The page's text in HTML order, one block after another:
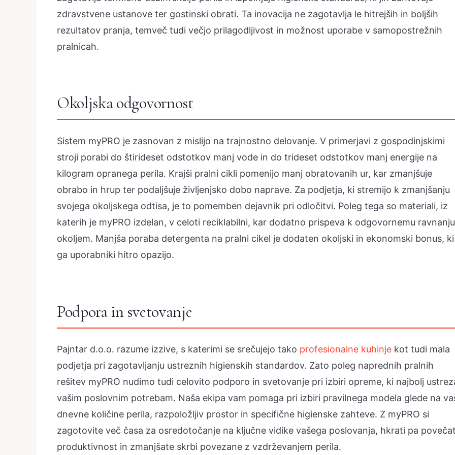
zdravstvene ustanove ter gostinski obrati. Ta inovacija ne zagotavlja le hitrejših in boljših
rezultatov pranja, temveč tudi večjo prilagodljivost in možnost uporabe v samopostrežnih
pralnicah.
Okoljska odgovornost
Sistem myPRO je zasnovan z mislijo na trajnostno delovanje. V primerjavi z gospodinjskimi
stroji porabi do štirideset odstotkov manj vode in do trideset odstotkov manj energije na
kilogram opranega perila. Krajši pralni cikli pomenijo manj obratovanih ur, kar zmanjšuje
obrabo in hrup ter podaljšuje življenjsko dobo naprave. Za podjetja, ki stremijo k zmanjšanju
svojega okoljskega odtisa, je to pomemben dejavnik pri odločitvi. Poleg tega so materiali, iz
katerih je myPRO izdelan, v celoti reciklabilni, kar dodatno prispeva k odgovornemu
okoljem. Manjša poraba detergenta na pralni cikel je dodaten okoljski in ekonomski bonus, ki
ga uporabniki hitro opazijo.
Podpora in svetovanje
Pajntar d.o.o. razume izzive, s katerimi se srečujejo tako profesionalne kuhinje kot tudi mala
podjetja pri zagotavljanju ustreznih higienskih standardov. Zato poleg naprednih pralnih
rešitev myPRO nudimo tudi celovito podporo in svetovanje pri izbiri opreme, ki najbolj
vašim poslovnim potrebam. Naša ekipa vam pomaga pri izbiri pravilnega modela glede na
dnevne količine perila, razpoložljiv prostor in specifične higienske zahteve. Z myPRO si
zagotovite več časa za osredotočanje na ključne vidike vašega poslovanja, hkrati pa
produktivnost in zmanjšate skrbi povezane z vzdrževanjem perila.